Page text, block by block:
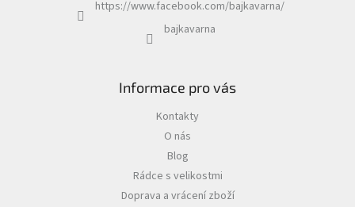
https://www.facebook.com/bajkavarna/
bajkavarna
Informace pro vás
Kontakty
O nás
Blog
Rádce s velikostmi
Doprava a vrácení zboží